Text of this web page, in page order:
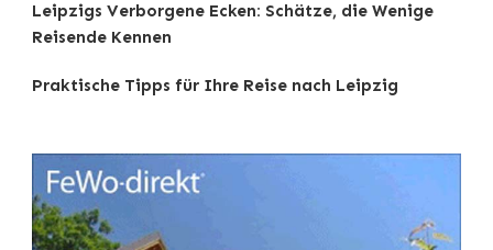
Leipzigs Verborgene Ecken: Schätze, die Wenige
Reisende Kennen
Praktische Tipps für Ihre Reise nach Leipzig